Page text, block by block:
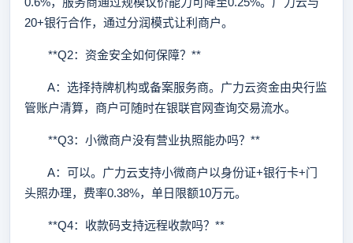
20+银行合作，通过分润模式让利商户。
**Q2：资金安全如何保障？**
A：选择持牌机构或备案服务商。广力云资金由央行监
管账户清算，商户可随时在银联官网查询交易流水。
**Q3：小微商户没有营业执照能办吗？**
A：可以。广力云支持小微商户以身份证+银行卡+门
头照办理，费率0.38%，单日限额10万元。
**Q4：收款码支持远程收款吗？**